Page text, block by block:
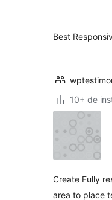
Best
10+ de
Create Fully
area to place